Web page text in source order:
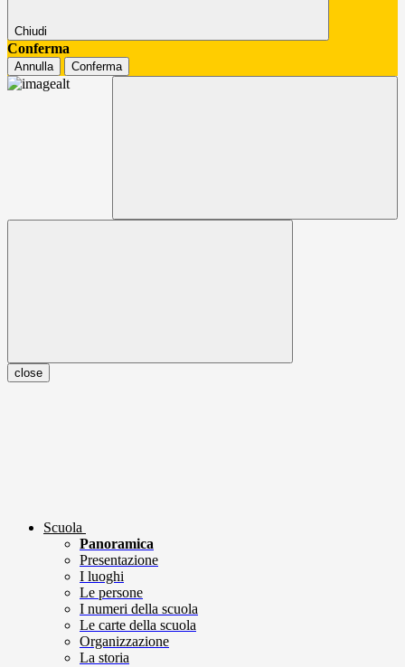
Chiudi
Conferma
Annulla Conferma
close
Scuola
Panoramica
Presentazione
I luoghi
Le persone
I numeri della scuola
Le carte della scuola
Organizzazione
La storia